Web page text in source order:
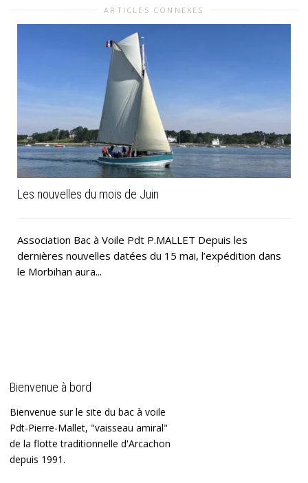
ARTICLES CONNEXES
Les nouvelles du mois de Juin
Association Bac à Voile Pdt P.MALLET Depuis les
dernières nouvelles datées du 15 mai, l’expédition dans
le Morbihan aura...
Bienvenue à bord
Bienvenue sur le site du bac à voile
Pdt-Pierre-Mallet, "vaisseau amiral"
de la flotte traditionnelle d'Arcachon
depuis 1991.